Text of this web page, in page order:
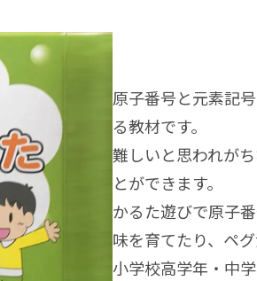
原子番号と元素記
る教材です。
難しいと思われが
とができます。
かるた遊びで原子
味を育てたり、ペ
小学校高学年・中